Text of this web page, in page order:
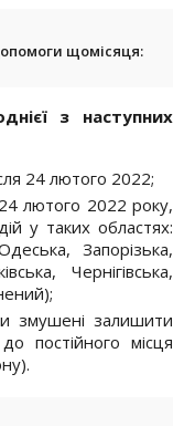
щомісяця:
з наступних
24 лютого 2022;
лютого 2022 року,
у таких областях:
Запорізька,
Чернігівська,
змушені залишити
постійного місця